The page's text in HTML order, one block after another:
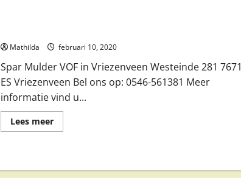
Mathilda februari 10, 2020
Spar Mulder VOF in Vriezenveen Westeinde 281 7671
ES Vriezenveen Bel ons op: 0546-561381 Meer
informatie vind u...
Lees meerLees
meer
in